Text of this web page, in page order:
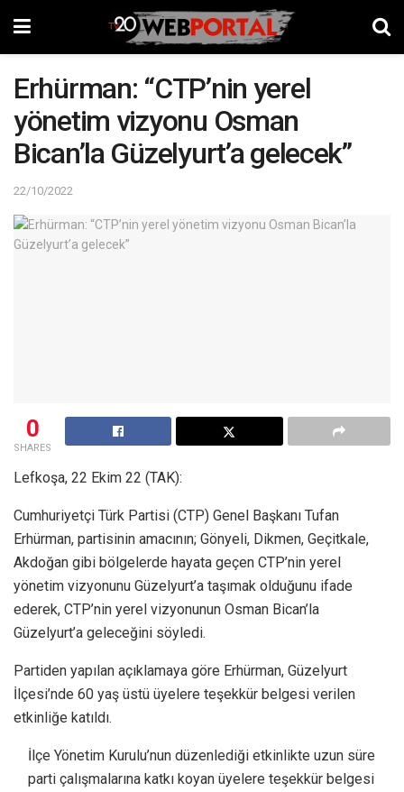
Erhürman: “CTP’nin yerel
yönetim vizyonu Osman
Bican’la Güzelyurt’a gelecek”
22/10/2022
0
SHARES
Lefkoşa, 22 Ekim 22 (TAK):
Cumhuriyetçi Türk Partisi (CTP) Genel Başkanı Tufan
Erhürman, partisinin amacının; Gönyeli, Dikmen, Geçitkale,
Akdoğan gibi bölgelerde hayata geçen CTP’nin yerel
yönetim vizyonunu Güzelyurt’a taşımak olduğunu ifade
ederek, CTP’nin yerel vizyonunun Osman Bican’la
Güzelyurt’a geleceğini söyledi.
Partiden yapılan açıklamaya göre Erhürman, Güzelyurt
İlçesi’nde 60 yaş üstü üyelere teşekkür belgesi verilen
etkinliğe katıldı.
İlçe Yönetim Kurulu’nun düzenlediği etkinlikte uzun süre
parti çalışmalarına katkı koyan üyelere teşekkür belgesi